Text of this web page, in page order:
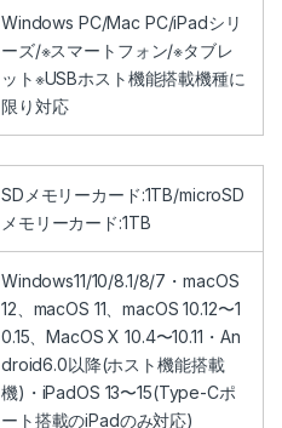
Windows PC/Mac PC/iPadシリ
ーズ/※スマートフォン/※タブレ
ット※USBホスト機能搭載機種に
限り対応
SDメモリーカード:1TB/microSD
メモリーカード:1TB
Windows11/10/8.1/8/7・macOS
12、macOS 11、macOS 10.12〜1
0.15、MacOS X 10.4〜10.11・An
droid6.0以降(ホスト機能搭載
機)・iPadOS 13〜15(Type-Cポ
ート搭載のiPadのみ対応)